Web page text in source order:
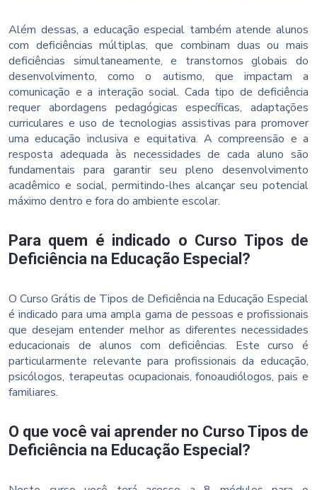
Além dessas, a educação especial também atende alunos
com deficiências múltiplas, que combinam duas ou mais
deficiências simultaneamente, e transtornos globais do
desenvolvimento, como o autismo, que impactam a
comunicação e a interação social. Cada tipo de deficiência
requer abordagens pedagógicas específicas, adaptações
curriculares e uso de tecnologias assistivas para promover
uma educação inclusiva e equitativa. A compreensão e a
resposta adequada às necessidades de cada aluno são
fundamentais para garantir seu pleno desenvolvimento
acadêmico e social, permitindo-lhes alcançar seu potencial
máximo dentro e fora do ambiente escolar.
Para quem é indicado o Curso Tipos de
Deficiência na Educação Especial?
O Curso Grátis de Tipos de Deficiência na Educação Especial
é indicado para uma ampla gama de pessoas e profissionais
que desejam entender melhor as diferentes necessidades
educacionais de alunos com deficiências. Este curso é
particularmente relevante para profissionais da educação,
psicólogos, terapeutas ocupacionais, fonoaudiólogos, pais e
familiares.
O que você vai aprender no Curso Tipos de
Deficiência na Educação Especial?